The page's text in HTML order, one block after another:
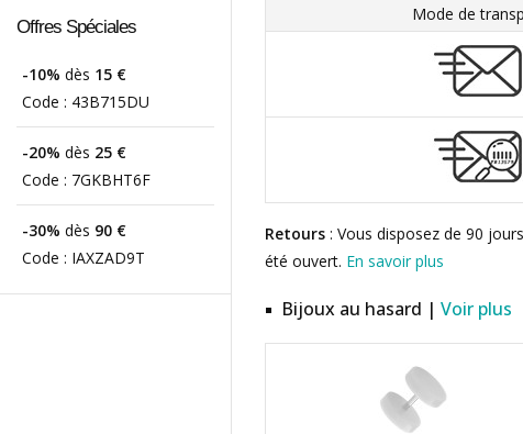
Offres Spéciales
-10% dès 15 €
Code : 43B715DU
-20% dès 25 €
Code : 7GKBHT6F
-30% dès 90 €
Code : IAXZAD9T
Mode de
Retours : Vous disposez de 90
été ouvert. En savoir plus
Bijoux au hasard | Voir plus